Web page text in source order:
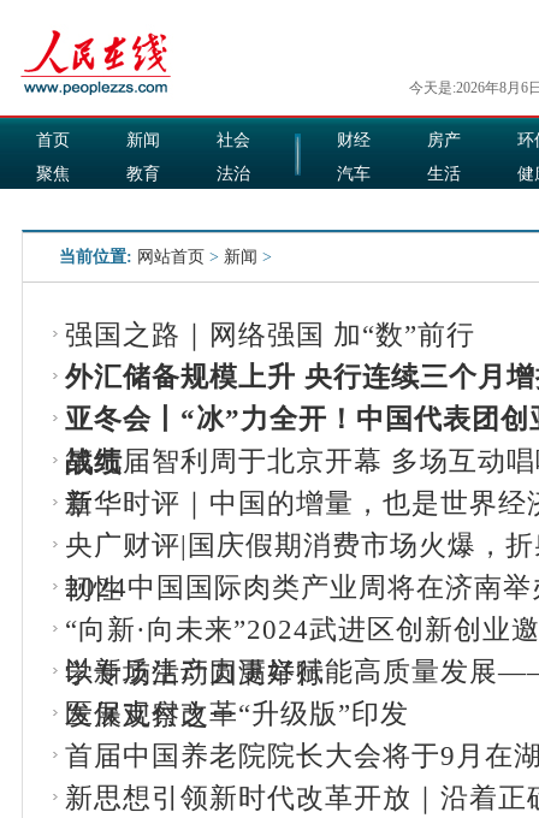
今天是:2026年8月6
首页 新闻
社会
聚焦
教育
法治
财经 房产
环
汽车
生活
健
当前位置: 网站首页 > 新闻 >
强国之路｜网络强国 加“数”前行
外汇储备规模上升 央行连续三个月
亚冬会丨“冰”力全开！中国代表团
战绩
第九届智利周于北京开幕 多场互动
章
新华时评｜中国的增量，也是世界经
央广财评|国庆假期消费市场火爆，
韧性
2024中国国际肉类产业周将在济南举
“向新·向未来”2024武进区创新创
学专场活动圆满举行
以新质生产力更好赋能高质量发展
发展观察之一
医保支付改革“升级版”印发
首届中国养老院院长大会将于9月在
新思想引领新时代改革开放｜沿着正